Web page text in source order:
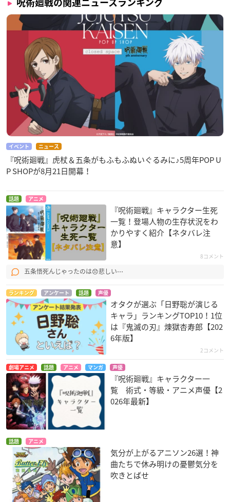
呪術廻戦の関連ニュースランキング
イベント ニュース
『呪術廻戦』虎杖＆五条がもふもふぬいぐるみに♪5周年POP U
P SHOPが8月21日開幕！
話題 アニメ
『呪術廻戦』キャラクター生死
一覧！登場人物の生存状況をわ
かりやすく紹介【ネタバレ注
意】
8コメント
五条悟死んじゃったのは😞悲しい⋯
ランキング アンケート 話題 声優
オタクが選ぶ「日野聡が演じる
キャラ」ランキングTOP10！1位
は『鬼滅の刃』煉󠄁獄杏寿郎【202
6年版】
2コメント
劇場アニメ 話題 アニメ マンガ 声優
『呪術廻戦』キャラクター一
覧 術式・等級・アニメ声優【2
026年最新】
話題 アニメ
気分が上がるアニソン26選！神
曲たちで休み明けの憂鬱気分を
吹きとばせ